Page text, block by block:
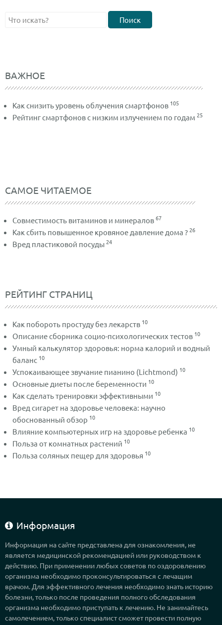
Поиск
ВАЖНОЕ
Как снизить уровень облучения смартфонов 105
Рейтинг смартфонов с низким излучением по годам 25
САМОЕ ЧИТАЕМОЕ
Совместимость витаминов и минералов67
Как сбить повышенное кровяное давление дома ?26
Вред пластиковой посуды24
РЕЙТИНГ СТРАНИЦ
Как побороть простуду без лекарств 10
Описание сборника социо-психологических тестов 10
Умный калькулятор здоровья: норма калорий и водный
баланс 10
Успокаивающее звучание пианино (Lichtmond) 10
Основные диеты после беременности 10
Как сделать тренировки эффективными 10
Вред сигарет на здоровье человека: научно
обоснованный обзор 10
Влияние компьютерных игр на здоровье ребенка 10
Польза от комнатных растений 10
Польза соляных пещер для здоровья 10
Информация
Информация на сайте представлена для ознакомления, не
является медицинской рекомендацией или руководством к
действию. При применении любых советов по оздоровлению
организма необходимо проконсультироваться с лечащим
врачом. Для эффективного лечения необходимо знать историю
болезни, только после проведения полного обследования
организма необходимо приступать к лечению. Не занимайтесь
самолечением, только специалист сможет провести полную